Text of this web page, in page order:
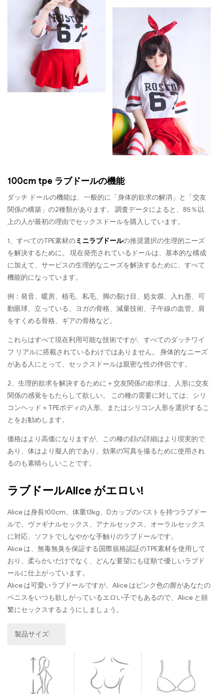
100cm tpe ラブドールの機能
ダッチ ドールの機能は、一般的に「身体的欲求の解消」と「交友
関係の構築」の2種類があります。 調査データによると、85％以
上の人が最初の理由でセックスドールを購入しています。
1、すべてのTPE素材のミニラブドールの推奨選択の生理的ニーズ
を解決するために。 現在発売されているドールは、基本的な構成
に加えて、サービスの生理的なニーズを解決するために、すべて
機能的になっています。
例：発音、暖房、植毛、私毛、脚の裂け目、処女膜、入れ墨、可
動眼球、立っている、ヨガの骨格、減量技術、子午線の血管、肩
をすくめる骨格、ギアの骨格など。
これらはすべて現在利用可能な技術ですが、すべてのダッチワイ
フ リアルに搭載されているわけではありません。 身体的なニーズ
がある人にとって、セックスドールは親密な性の伴侶です。
2、生理的欲求を解決するために＋交友関係の欲求は、人形に交友
関係の感覚をもたらして欲しい。 この種の需要に対しては、シリ
コンヘッド＋TPEボディの人形、またはシリコン人形を選択するこ
とをお勧めします。
価格はより高価になりますが、この種の顔の詳細はより現実的で
あり、体はより擬人的であり、効果の写真を撮るために使用され
るのも素晴らしいことです。
ラブドールAlice がエロい!
Alice は身長100cm、体重13kg、Dカップのバストを持つラブドー
ルで、ヴァギナルセックス、アナルセックス、オーラルセックス
に対応、ソフトでしなやかな手触りのラブドールです。
Alice は、無毒無臭を保証する国際規格認証のTPE素材を使用して
おり、柔らかいだけでなく、どんな要望にも従順で優しいラブド
ールに仕上がっています。
Alice は可愛いラブドールですが、Alice はピンク色の膣があなたの
ペニスをいつも欲しがっているエロい子でもあるので、Alice と頻
繁にセックスするようにしましょう。
製品サイズ: